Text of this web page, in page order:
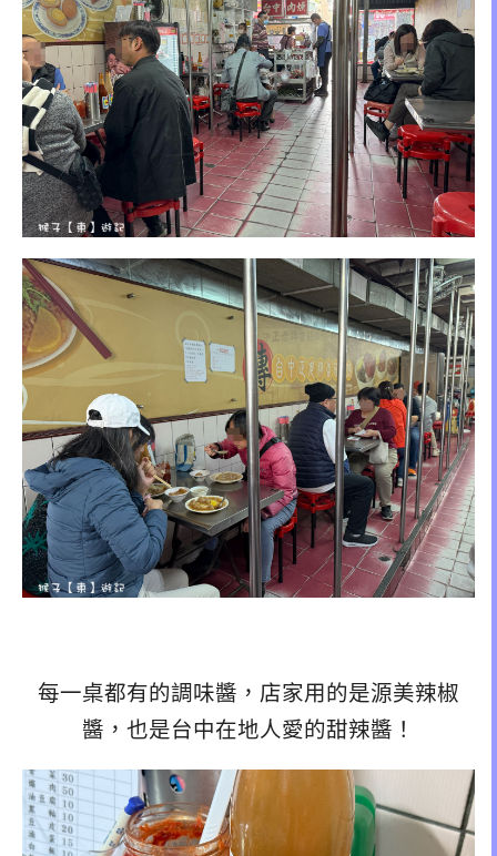
每一桌都有的調味醬，店家用的是源美辣椒
醬，也是台中在地人愛的甜辣醬！